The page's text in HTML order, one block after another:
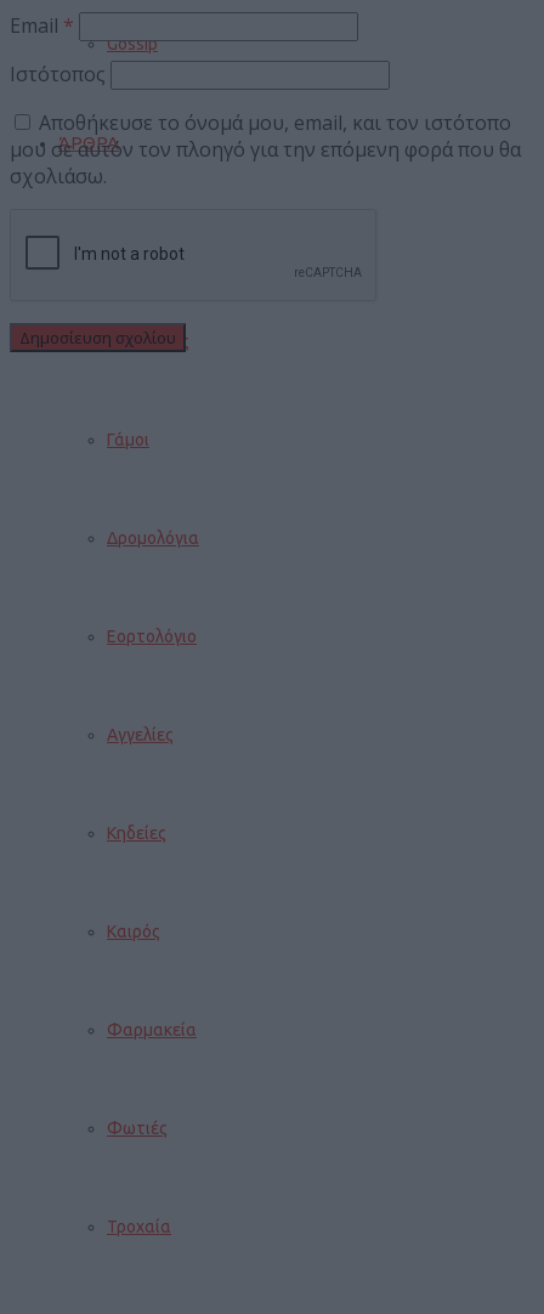
Gossip
ΆΡΘΡΑ
INFO
Τουρισμός
Γάμοι
Δρομολόγια
Εορτολόγιο
Αγγελίες
Κηδείες
Καιρός
Φαρμακεία
Φωτιές
Τροχαία
Email *
Ιστότοπος
Αποθήκευσε το όνομά μου, email, και τον ιστότοπο
μου σε αυτόν τον πλοηγό για την επόμενη φορά που θα
σχολιάσω.